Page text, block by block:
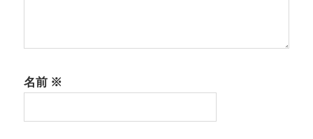
名前 ※